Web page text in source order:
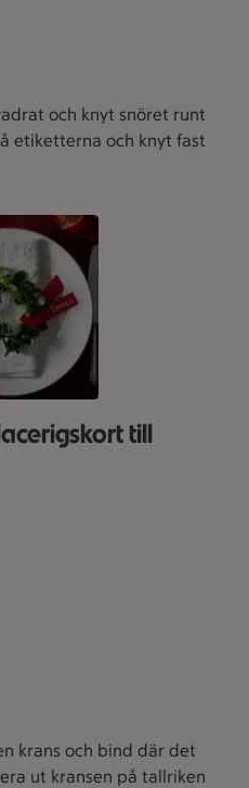
och knyt snöret runt
etiketterna och knyt fast
till
krans och bind där det
ut kransen på tallriken